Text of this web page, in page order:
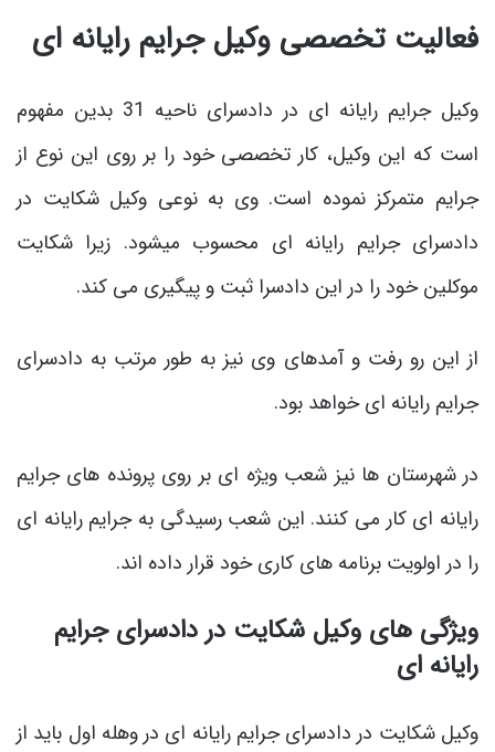
فعالیت تخصصی وکیل جرایم رایانه ای
وکیل جرایم رایانه ای در دادسرای ناحیه 31 بدین مفهوم
است که این وکیل، کار تخصصی خود را بر روی این نوع از
جرایم متمرکز نموده است. وی به نوعی وکیل شکایت در
دادسرای جرایم رایانه ای محسوب میشود. زیرا شکایت
موکلین خود را در این دادسرا ثبت و پیگیری می کند.
از این رو رفت و آمدهای وی نیز به طور مرتب به دادسرای
جرایم رایانه ای خواهد بود.
در شهرستان ها نیز شعب ویژه ای بر روی پرونده های جرایم
رایانه ای کار می کنند. این شعب رسیدگی به جرایم رایانه ای
را در اولویت برنامه های کاری خود قرار داده اند.
ویژگی های وکیل شکایت در دادسرای جرایم
رایانه ای
وکیل شکایت در دادسرای جرایم رایانه ای در وهله اول باید از